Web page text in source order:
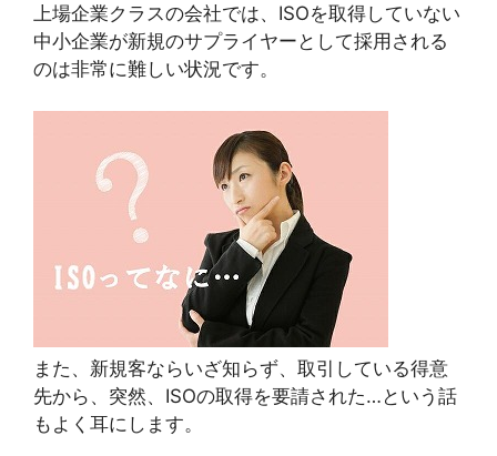
上場企業クラスの会社では、ISOを取得していない
中小企業が新規のサプライヤーとして採用される
のは非常に難しい状況です。
また、新規客ならいざ知らず、取引している得意
先から、突然、ISOの取得を要請された…という話
もよく耳にします。